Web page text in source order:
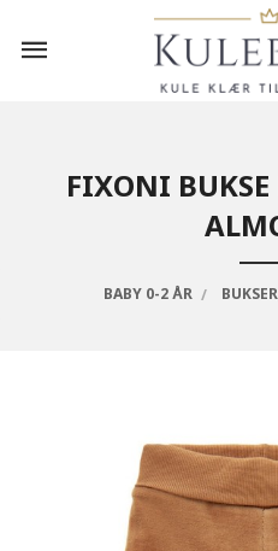
innholdet
FIXONI BUKSE
BABY 0-2 ÅR